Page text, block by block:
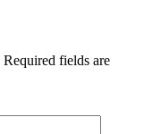
Required fields are